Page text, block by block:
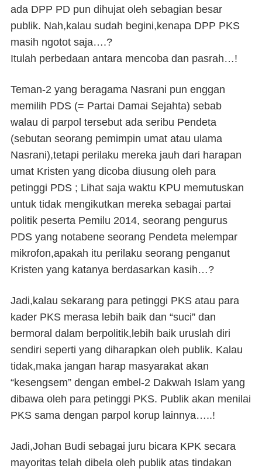
ada DPP PD pun dihujat oleh sebagian besar
publik. Nah,kalau sudah begini,kenapa DPP PKS
masih ngotot saja….?
Itulah perbedaan antara mencoba dan pasrah…!
Teman-2 yang beragama Nasrani pun enggan
memilih PDS (= Partai Damai Sejahta) sebab
walau di parpol tersebut ada seribu Pendeta
(sebutan seorang pemimpin umat atau ulama
Nasrani),tetapi perilaku mereka jauh dari harapan
umat Kristen yang dicoba diusung oleh para
petinggi PDS ; Lihat saja waktu KPU memutuskan
untuk tidak mengikutkan mereka sebagai partai
politik peserta Pemilu 2014, seorang pengurus
PDS yang notabene seorang Pendeta melempar
mikrofon,apakah itu perilaku seorang penganut
Kristen yang katanya berdasarkan kasih…?
Jadi,kalau sekarang para petinggi PKS atau para
kader PKS merasa lebih baik dan “suci” dan
bermoral dalam berpolitik,lebih baik uruslah diri
sendiri seperti yang diharapkan oleh publik. Kalau
tidak,maka jangan harap masyarakat akan
“kesengsem” dengan embel-2 Dakwah Islam yang
dibawa oleh para petinggi PKS. Publik akan menilai
PKS sama dengan parpol korup lainnya…..!
Jadi,Johan Budi sebagai juru bicara KPK secara
mayoritas telah dibela oleh publik atas tindakan